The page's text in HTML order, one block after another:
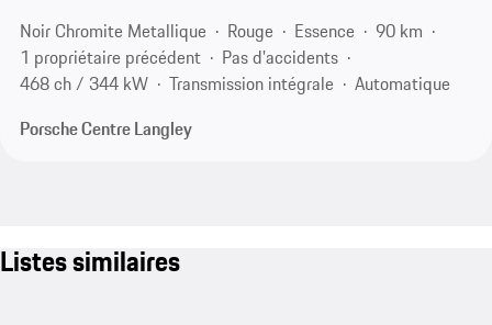
Noir Chromite Metallique
Rouge Essence
90 km
1 propriétaire précédent
Pas d'accidents
468 ch / 344 kW
Transmission intégrale
Automatique
Porsche Centre Langley
Listes similaires